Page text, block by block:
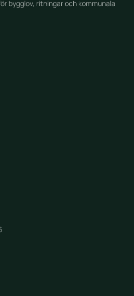
bygglov, ritningar och kommunala